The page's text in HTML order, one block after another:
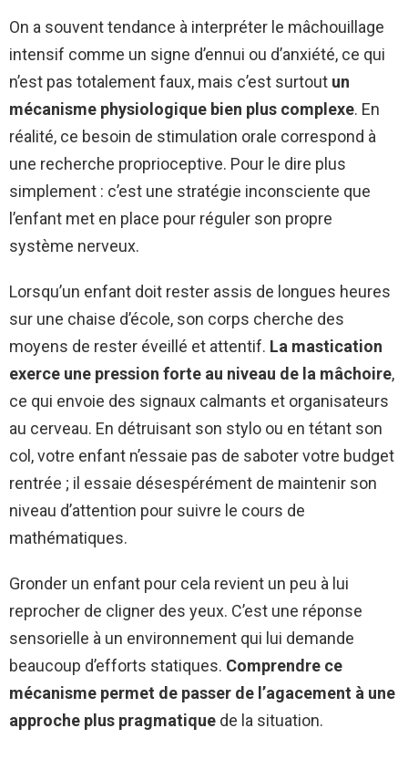
On a souvent tendance à interpréter le mâchouillage
intensif comme un signe d’ennui ou d’anxiété, ce qui
n’est pas totalement faux, mais c’est surtout un
mécanisme physiologique bien plus complexe. En
réalité, ce besoin de stimulation orale correspond à
une recherche proprioceptive. Pour le dire plus
simplement : c’est une stratégie inconsciente que
l’enfant met en place pour réguler son propre
système nerveux.
Lorsqu’un enfant doit rester assis de longues heures
sur une chaise d’école, son corps cherche des
moyens de rester éveillé et attentif. La mastication
exerce une pression forte au niveau de la mâchoire,
ce qui envoie des signaux calmants et organisateurs
au cerveau. En détruisant son stylo ou en tétant son
col, votre enfant n’essaie pas de saboter votre budget
rentrée ; il essaie désespérément de maintenir son
niveau d’attention pour suivre le cours de
mathématiques.
Gronder un enfant pour cela revient un peu à lui
reprocher de cligner des yeux. C’est une réponse
sensorielle à un environnement qui lui demande
beaucoup d’efforts statiques. Comprendre ce
mécanisme permet de passer de l’agacement à une
approche plus pragmatique de la situation.